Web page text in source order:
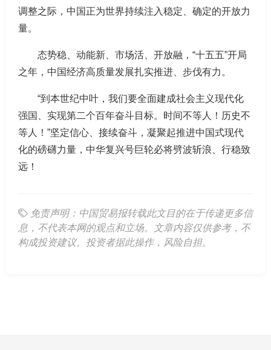
调整之际，中国正为世界持续注入稳定、确定的开放力
量。
态势稳、动能新、市场活、开放融，“十五五”开局
之年，中国经济高质量发展扎实推进、步伐有力。
“到本世纪中叶，我们要全面建成社会主义现代化
强国、实现第二个百年奋斗目标。时间不等人！历史不
等人！”坚定信心、接续奋斗，凝聚起推进中国式现代
化的磅礴力量，中华复兴号巨轮必将劈波斩浪、行稳致
远！
免责声明：中国贸易报转载此文目的在于传递更多信
息，不代表本网的观点和立场。文章内容仅供参考，不
构成投资建议。投资者据此操作，风险自担。